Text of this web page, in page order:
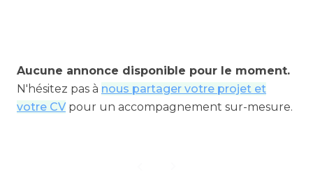
Aucune annonce disponible pour le moment.
N'hésitez pas à nous partager votre projet et
votre CVpour un accompagnement sur-mesure.